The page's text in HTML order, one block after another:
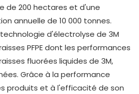
de 200 hectares et d'une
annuelle de 10 000 tonnes.
d'électrolyse de 3M
PFPE dont les performances
fluorées liquides de 3M,
Grâce à la performance
produits et à l'efficacité de son